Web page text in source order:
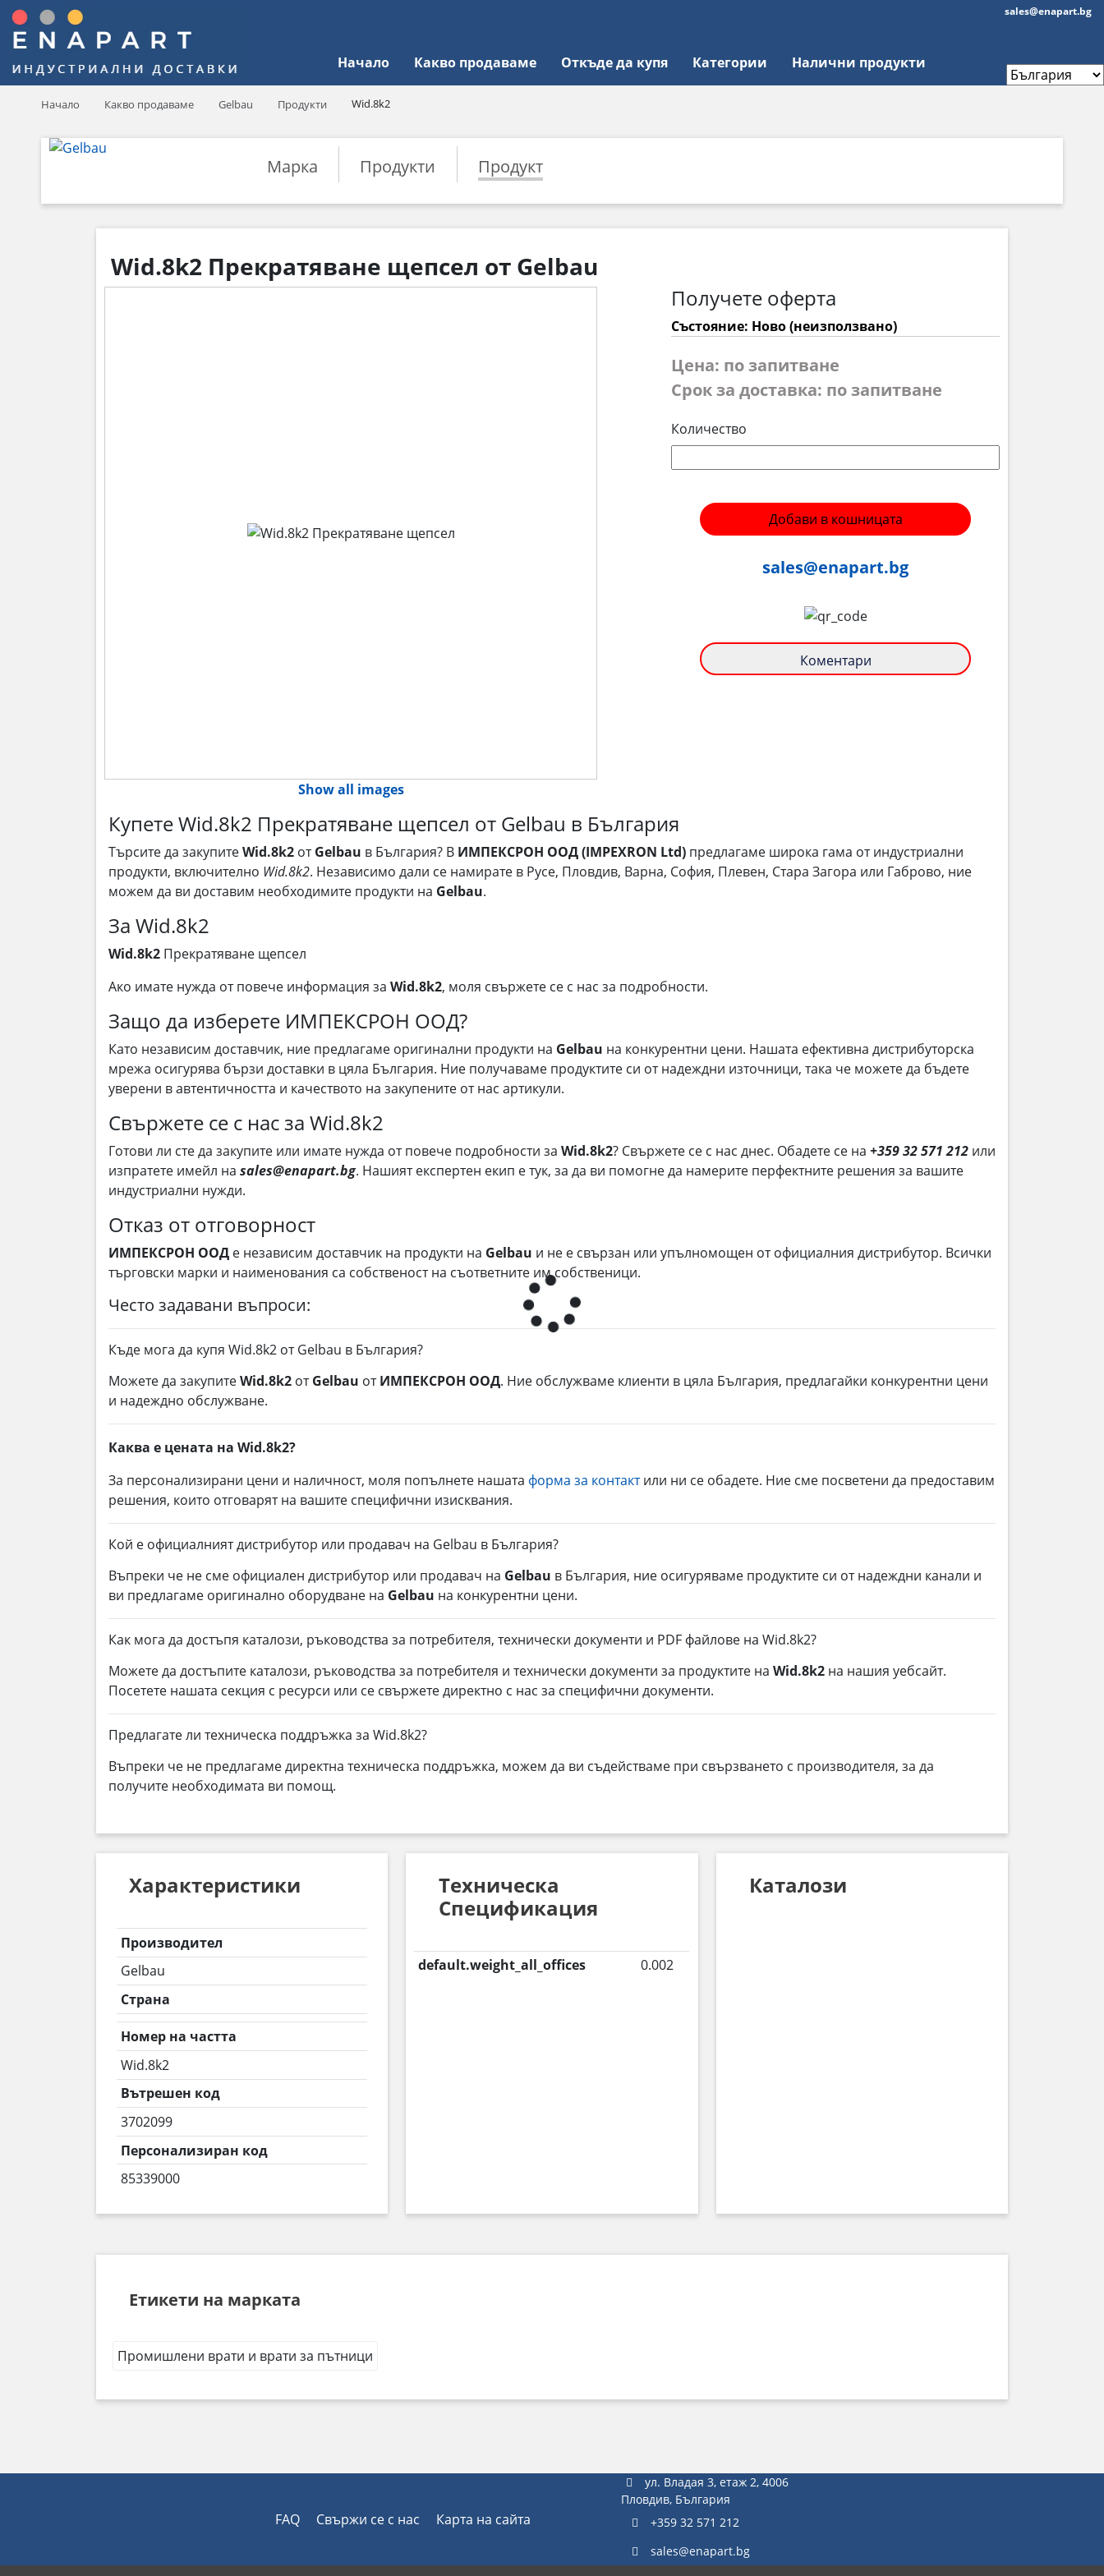
Начало Какво продаваме Откъде да купя Категории Налични продукти
sales@enapart.bg
Начало Какво продаваме Gelbau Продукти Wid.8k2
Марка Продукти Продукт
Wid.8k2 Прекратяване щепсел от Gelbau
Show all images
Получете оферта
Състояние: Ново (неизползвано)
Цена: по запитване
Срок за доставка: по запитване
Количество
Добави в кошницата
sales@enapart.bg
Коментари
Купете Wid.8k2 Прекратяване щепсел от Gelbau в България
Търсите да закупитеWid.8k2 отGelbau в България? В ИМПЕКСРОН ООД (IMPEXRON Ltd) предлагаме широка гама от индустриални
продукти, включително Wid.8k2. Независимо дали се намирате в Русе, Пловдив, Варна, София, Плевен, Стара Загора или Габрово, ние
можем да ви доставим необходимите продукти на Gelbau.
За Wid.8k2
Wid.8k2 Прекратяване щепсел
Ако имате нужда от повече информация за Wid.8k2, моля свържете се с нас за подробности.
Защо да изберете ИМПЕКСРОН ООД?
Като независим доставчик, ние предлагаме оригинални продукти на Gelbau на конкурентни цени. Нашата ефективна дистрибуторска
мрежа осигурява бързи доставки в цяла България. Ние получаваме продуктите си от надеждни източници, така че можете да бъдете
уверени в автентичността и качеството на закупените от нас артикули.
Свържете се с нас за Wid.8k2
Готови ли сте да закупите или имате нужда от повече подробности за Wid.8k2? Свържете се с нас днес. Обадете се на +359 32 571 212 или
изпратете имейл на sales@enapart.bg. Нашият експертен екип е тук, за да ви помогне да намерите перфектните решения за вашите
индустриални нужди.
Отказ от отговорност
ИМПЕКСРОН ООД е независим доставчик на продукти на Gelbau и не е свързан или упълномощен от официалния дистрибутор. Всички
търговски марки и наименования са собственост на съответните им собственици.
Често задавани въпроси:
Къде мога да купя Wid.8k2 от Gelbau в България?
Можете да закупитеWid.8k2 отGelbau отИМПЕКСРОН ООД. Ние обслужваме клиенти в цяла България, предлагайки конкурентни цени
и надеждно обслужване.
Каква е цената на Wid.8k2?
За персонализирани цени и наличност, моля попълнете нашата форма за контактили ни се обадете. Ние сме посветени да предоставим
решения, които отговарят на вашите специфични изисквания.
Кой е официалният дистрибутор или продавач на Gelbau в България?
Въпреки че не сме официален дистрибутор или продавач на Gelbau в България, ние осигуряваме продуктите си от надеждни канали и
ви предлагаме оригинално оборудване на Gelbau на конкурентни цени.
Как мога да достъпя каталози, ръководства за потребителя, технически документи и PDF файлове на Wid.8k2?
Можете да достъпите каталози, ръководства за потребителя и технически документи за продуктите на Wid.8k2 на нашия уебсайт.
Посетете нашата секция с ресурси или се свържете директно с нас за специфични документи.
Предлагате ли техническа поддръжка за Wid.8k2?
Въпреки че не предлагаме директна техническа поддръжка, можем да ви съдействаме при свързването с производителя, за да
получите необходимата ви помощ.
Характеристики
Производител
Gelbau
Страна
Номер на частта
Wid.8k2
Вътрешен код
3702099
Персонализиран код
85339000
Техническа
Спецификация
default.weight_all_offices 0.002
Каталози
Етикети на марката
Промишлени врати и врати за пътници
FAQ Свържи се с нас Карта на сайта
ул. Владая 3, етаж 2, 4006
Пловдив, България
+359 32 571 212
sales@enapart.bg